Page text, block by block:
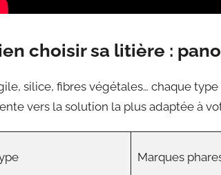
choisir sa litière :
silice, fibres végétales… chaque
vers la solution la plus adaptée à
Marques